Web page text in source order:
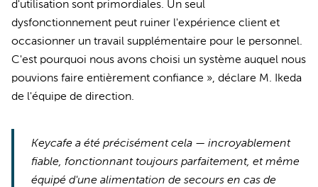
d'utilisation sont primordiales. Un seul
dysfonctionnement peut ruiner l'expérience client et
occasionner un travail supplémentaire pour le personnel.
C'est pourquoi nous avons choisi un système auquel nous
pouvions faire entièrement confiance », déclare M. Ikeda
de l'équipe de direction.
Keycafe a été précisément cela — incroyablement
fiable, fonctionnant toujours parfaitement, et même
équipé d'une alimentation de secours en cas de